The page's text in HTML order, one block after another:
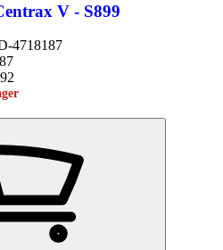
V - S899
4718187